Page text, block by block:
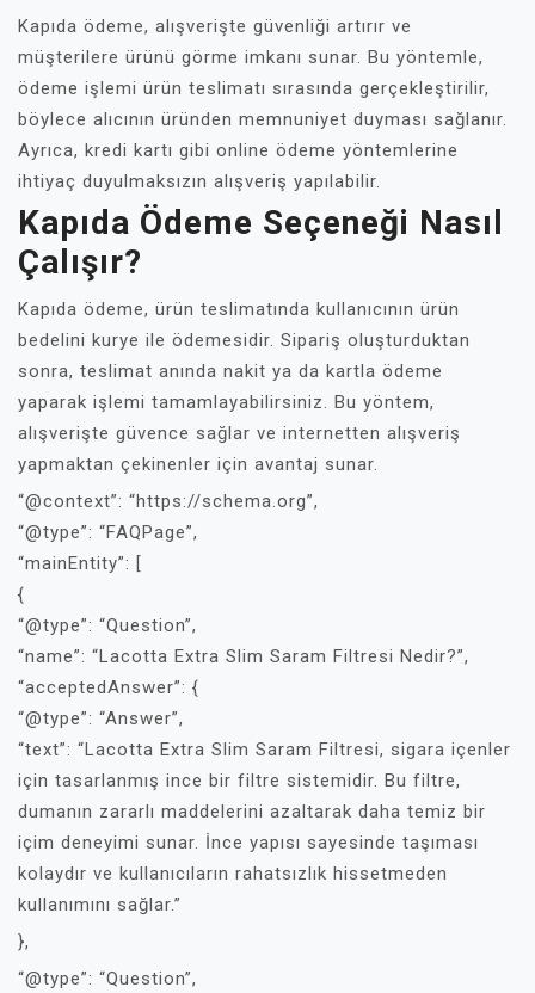
Kapıda ödeme, alışverişte güvenliği artırır ve
müşterilere ürünü görme imkanı sunar. Bu yöntemle,
ödeme işlemi ürün teslimatı sırasında gerçekleştirilir,
böylece alıcının üründen memnuniyet duyması sağlanır.
Ayrıca, kredi kartı gibi online ödeme yöntemlerine
ihtiyaç duyulmaksızın alışveriş yapılabilir.
Kapıda Ödeme Seçeneği Nasıl
Çalışır?
Kapıda ödeme, ürün teslimatında kullanıcının ürün
bedelini kurye ile ödemesidir. Sipariş oluşturduktan
sonra, teslimat anında nakit ya da kartla ödeme
yaparak işlemi tamamlayabilirsiniz. Bu yöntem,
alışverişte güvence sağlar ve internetten alışveriş
yapmaktan çekinenler için avantaj sunar.
“@context”: “https://schema.org”,
“@type”: “FAQPage”,
“mainEntity”: [
{
“@type”: “Question”,
“name”: “Lacotta Extra Slim Saram Filtresi Nedir?”,
“acceptedAnswer”: {
“@type”: “Answer”,
“text”: “Lacotta Extra Slim Saram Filtresi, sigara içenler
için tasarlanmış ince bir filtre sistemidir. Bu filtre,
dumanın zararlı maddelerini azaltarak daha temiz bir
içim deneyimi sunar. İnce yapısı sayesinde taşıması
kolaydır ve kullanıcıların rahatsızlık hissetmeden
kullanımını sağlar.”
},
“@type”: “Question”,